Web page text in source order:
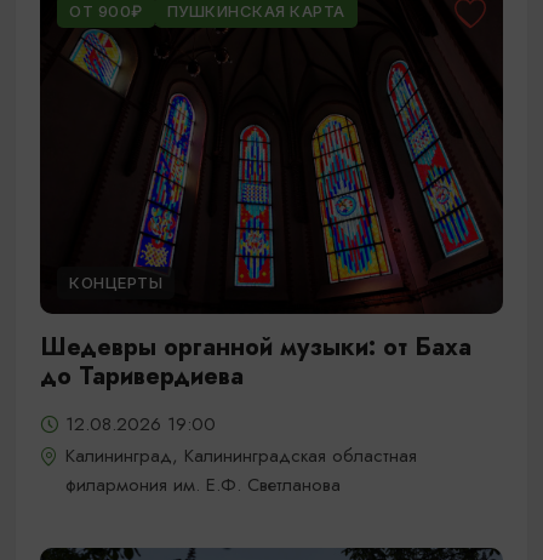
ОТ 900₽ ПУШКИНСКАЯ КАРТА
КОНЦЕРТЫ
Шедевры органной музыки: от Баха
до Таривердиева
12.08.2026 19:00
Калининград, Калининградская областная
филармония им. Е.Ф. Светланова